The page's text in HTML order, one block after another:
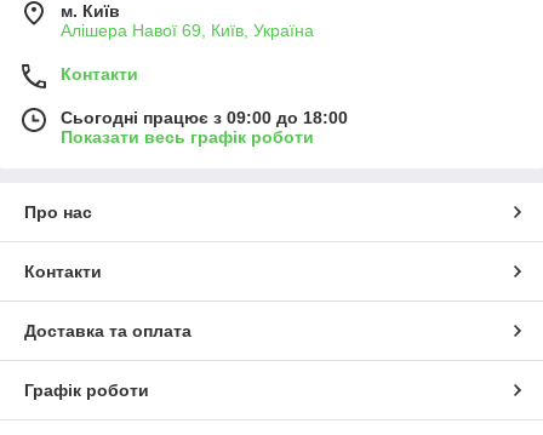
м. Київ
Алішера Навої 69, Київ, Україна
Контакти
Сьогодні працює з 09:00 до 18:00
Показати весь графік роботи
Про нас
Контакти
Доставка та оплата
Графік роботи